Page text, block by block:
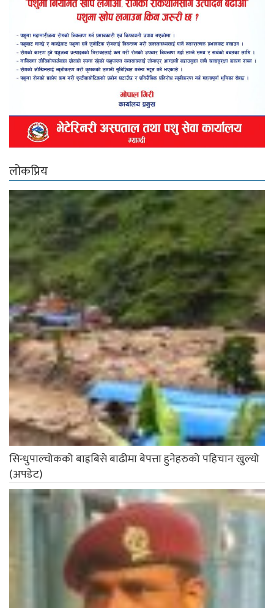
लोकप्रिय
सिन्धुपाल्चोकको बाह्रबिसे बाढीमा बेपत्ता हुनेहरुको पहिचान खुल्यो
(अपडेट)